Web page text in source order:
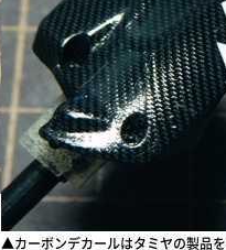
▲カーボンデカールはタミヤの製品